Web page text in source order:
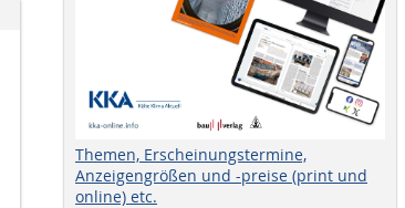
Themen, Erscheinungstermine,
Anzeigengrößen und -preise (print und
online) etc.